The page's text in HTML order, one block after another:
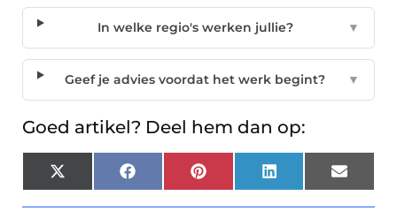
In welke regio's werken jullie? ▼
Geef je advies voordat het werk begint? ▼
Goed artikel? Deel hem dan op:
X
(Twitter)
Facebook Pinterest LinkedIn Email